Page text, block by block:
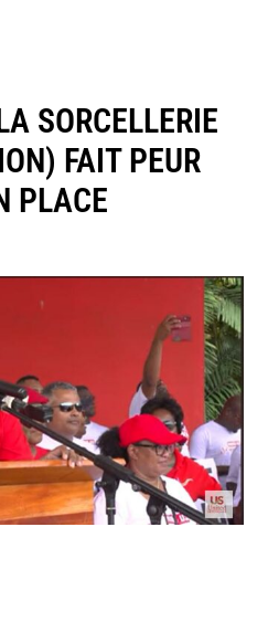
SORCELLERIE
FAIT PEUR
PLACE